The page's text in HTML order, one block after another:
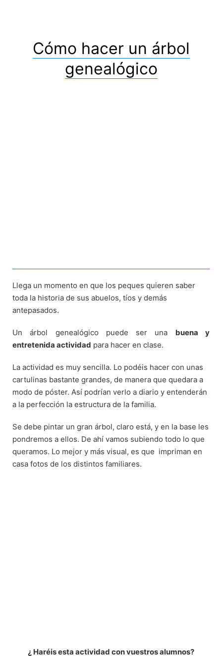
Cómo hacer un árbol
genealógico
Llega un momento en que los peques quieren saber
toda la historia de sus abuelos, tíos y demás
antepasados.
Un árbol genealógico puede ser una buena y
entretenida actividad para hacer en clase.
La actividad es muy sencilla. Lo podéis hacer con unas
cartulinas bastante grandes, de manera que quedara a
modo de póster. Así podrían verlo a diario y entenderán
a la perfección la estructura de la familia.
Se debe pintar un gran árbol, claro está, y en la base les
pondremos a ellos. De ahí vamos subiendo todo lo que
queramos. Lo mejor y más visual, es que impriman en
casa fotos de los distintos familiares.
¿ Haréis esta actividad con vuestros alumnos?